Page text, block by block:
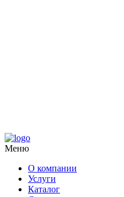
Меню
О компании
Услуги
Каталог